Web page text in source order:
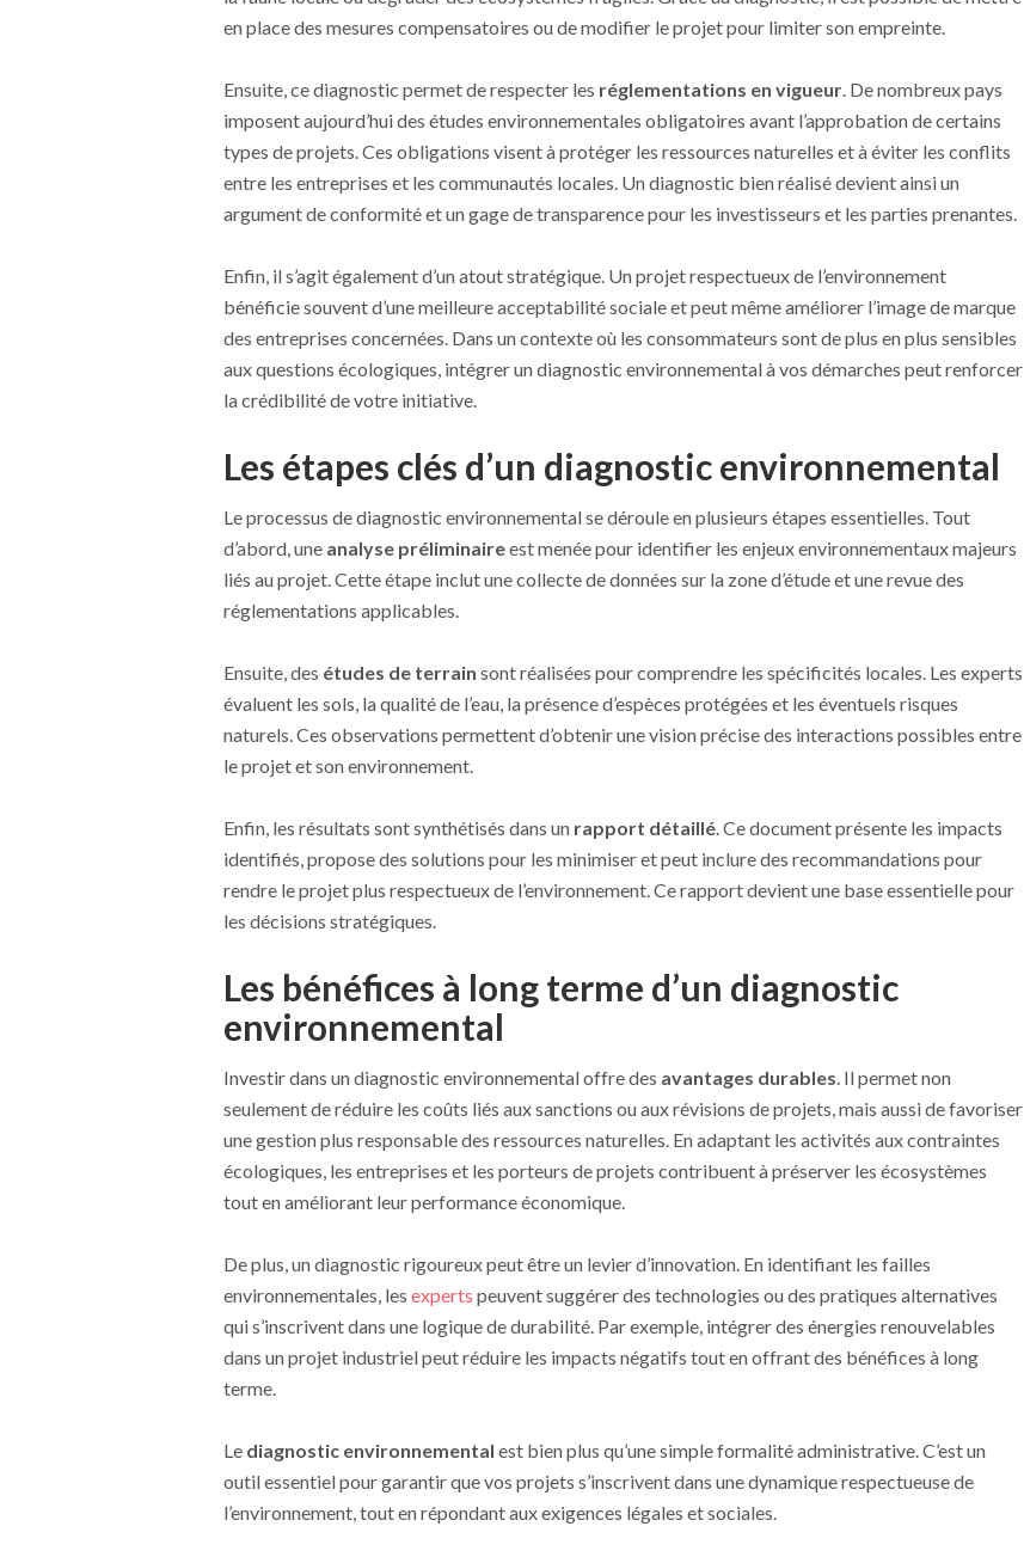
en place des mesures compensatoires ou de modifier le projet pour limiter son empreinte.
Ensuite, ce diagnostic permet de respecter les réglementations en vigueur. De nombreux pays
imposent aujourd’hui des études environnementales obligatoires avant l’approbation de certains
types de projets. Ces obligations visent à protéger les ressources naturelles et à éviter les conflits
entre les entreprises et les communautés locales. Un diagnostic bien réalisé devient ainsi un
argument de conformité et un gage de transparence pour les investisseurs et les parties prenantes.
Enfin, il s’agit également d’un atout stratégique. Un projet respectueux de l’environnement
bénéficie souvent d’une meilleure acceptabilité sociale et peut même améliorer l’image de marque
des entreprises concernées. Dans un contexte où les consommateurs sont de plus en plus sensibles
aux questions écologiques, intégrer un diagnostic environnemental à vos démarches peut renforcer
la crédibilité de votre initiative.
Les étapes clés d’un diagnostic environnemental
Le processus de diagnostic environnemental se déroule en plusieurs étapes essentielles. Tout
d’abord, une analyse préliminaireest menée pour identifier les enjeux environnementaux majeurs
liés au projet. Cette étape inclut une collecte de données sur la zone d’étude et une revue des
réglementations applicables.
Ensuite, des études de terrain sont réalisées pour comprendre les spécificités locales. Les experts
évaluent les sols, la qualité de l’eau, la présence d’espèces protégées et les éventuels risques
naturels. Ces observations permettent d’obtenir une vision précise des interactions possibles entre
le projet et son environnement.
Enfin, les résultats sont synthétisés dans un rapport détaillé. Ce document présente les impacts
identifiés, propose des solutions pour les minimiser et peut inclure des recommandations pour
rendre le projet plus respectueux de l’environnement. Ce rapport devient une base essentielle pour
les décisions stratégiques.
Les bénéfices à long terme d’un diagnostic
environnemental
Investir dans un diagnostic environnemental offre des avantages durables. Il permet non
seulement de réduire les coûts liés aux sanctions ou aux révisions de projets, mais aussi de favoriser
une gestion plus responsable des ressources naturelles. En adaptant les activités aux contraintes
écologiques, les entreprises et les porteurs de projets contribuent à préserver les écosystèmes
tout en améliorant leur performance économique.
De plus, un diagnostic rigoureux peut être un levier d’innovation. En identifiant les failles
environnementales, les experts peuvent suggérer des technologies ou des pratiques alternatives
qui s’inscrivent dans une logique de durabilité. Par exemple, intégrer des énergies renouvelables
dans un projet industriel peut réduire les impacts négatifs tout en offrant des bénéfices à long
terme.
Le diagnostic environnemental est bien plus qu’une simple formalité administrative. C’est un
outil essentiel pour garantir que vos projets s’inscrivent dans une dynamique respectueuse de
l’environnement, tout en répondant aux exigences légales et sociales.